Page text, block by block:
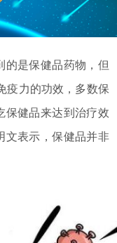
的是保健品药物，但
疫力的功效，多数保
保健品来达到治疗效
文表示，保健品并非